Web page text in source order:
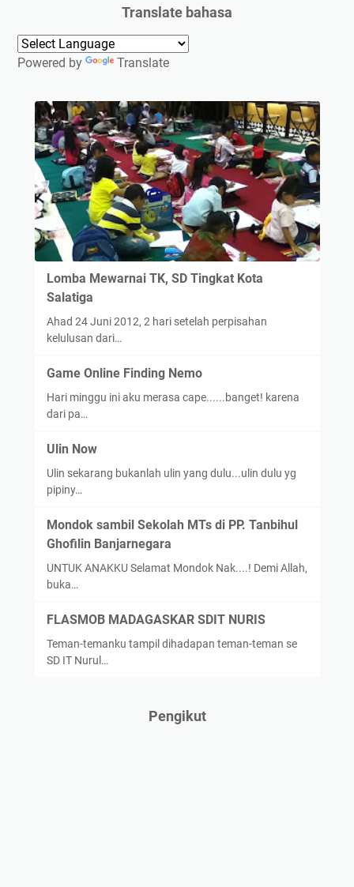
Translate bahasa
Powered by Translate
Lomba Mewarnai TK, SD Tingkat Kota
Salatiga
Ahad 24 Juni 2012, 2 hari setelah perpisahan
kelulusan dari…
Game Online Finding Nemo
Hari minggu ini aku merasa cape......banget! karena
dari pa…
Ulin Now
Ulin sekarang bukanlah ulin yang dulu...ulin dulu yg
pipiny…
Mondok sambil Sekolah MTs di PP. Tanbihul
Ghofilin Banjarnegara
UNTUK ANAKKU Selamat Mondok Nak....! Demi Allah,
buka…
FLASMOB MADAGASKAR SDIT NURIS
Teman-temanku tampil dihadapan teman-teman se
SD IT Nurul…
Pengikut